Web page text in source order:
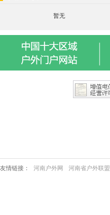
暂无
友情链接： 河南户外网 河南省户外联盟